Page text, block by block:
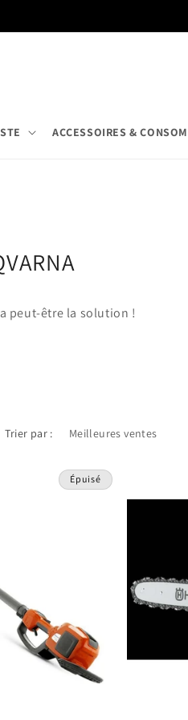
ACCESSOIRES &
peut-être la solution !
Trier par :
Épuisé